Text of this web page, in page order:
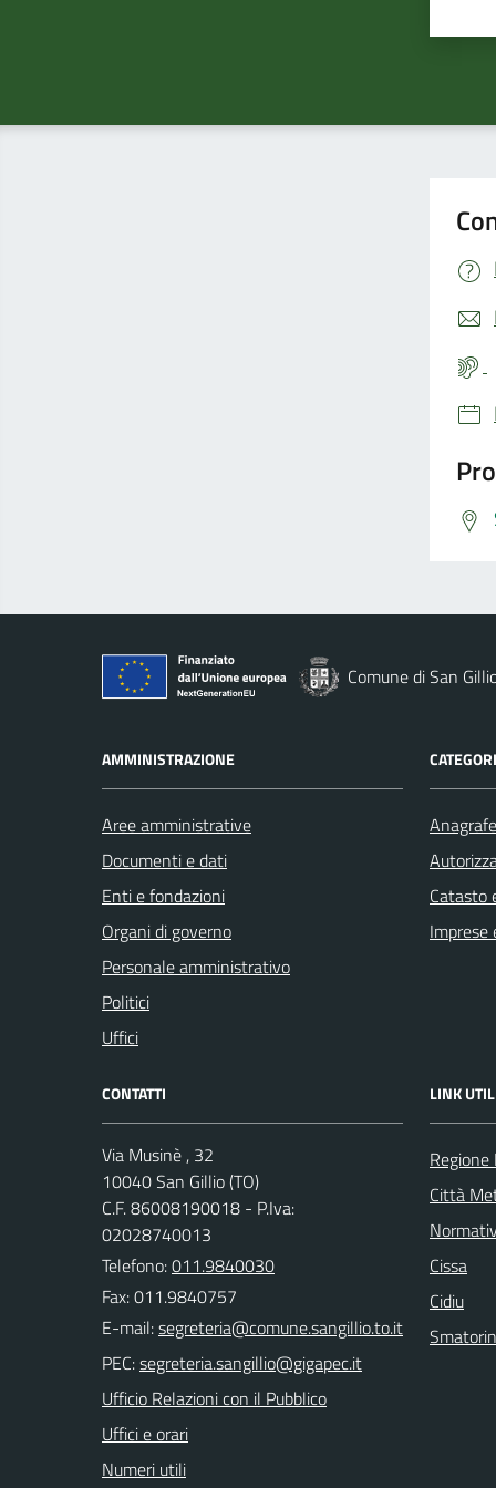
Comune di San
AMMINISTRAZIONE
Aree amministrative
Documenti e dati
Enti e fondazioni
Organi di governo
Personale amministrativo
Politici
Uffici
Catasto
Imprese
CONTATTI
Via Musinè , 32
10040 San Gillio (TO)
C.F. 86008190018 - P.Iva:
02028740013
Telefono:011.9840030
Fax: 011.9840757
E-mail:
PEC:
Ufficio Relazioni con il Pubblico
Uffici e orari
Numeri utili
LINK
Città
Cissa
Cidiu